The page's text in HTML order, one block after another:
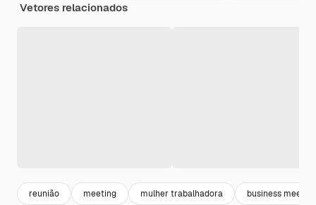
Vetores relacionados
reunião meeting mulher trabalhadora business meeting